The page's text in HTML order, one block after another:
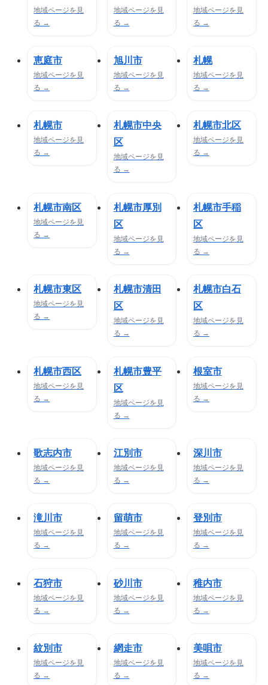
地域ページを見
る →
地域ページを見
る →
地域ページを見
る →
恵庭市
地域ページを見
る →
旭川市
地域ページを見
る →
札幌
地域ページを見
る →
札幌市
地域ページを見
る →
札幌市中央
区
地域ページを見
る →
札幌市北区
地域ページを見
る →
札幌市南区
地域ページを見
る →
札幌市厚別
区
地域ページを見
る →
札幌市手稲
区
地域ページを見
る →
札幌市東区
地域ページを見
る →
札幌市清田
区
地域ページを見
る →
札幌市白石
区
地域ページを見
る →
札幌市西区
地域ページを見
る →
札幌市豊平
区
地域ページを見
る →
根室市
地域ページを見
る →
歌志内市
地域ページを見
る →
江別市
地域ページを見
る →
深川市
地域ページを見
る →
滝川市
地域ページを見
る →
留萌市
地域ページを見
る →
登別市
地域ページを見
る →
石狩市
地域ページを見
る →
砂川市
地域ページを見
る →
稚内市
地域ページを見
る →
紋別市
地域ページを見
る →
網走市
地域ページを見
る →
美唄市
地域ページを見
る →